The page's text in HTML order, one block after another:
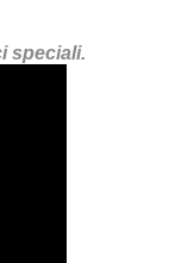
speciali.